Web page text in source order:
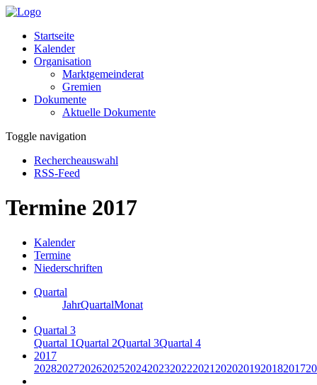
Startseite
Kalender
Organisation
Marktgemeinderat
Gremien
Dokumente
Aktuelle Dokumente
Toggle navigation
Rechercheauswahl
RSS-Feed
Termine 2017
Kalender
Termine
Niederschriften
Quartal
JahrQuartalMonat
Quartal 3
Quartal 1Quartal 2Quartal 3Quartal 4
2017
20282027202620252024202320222021 2020201920182017